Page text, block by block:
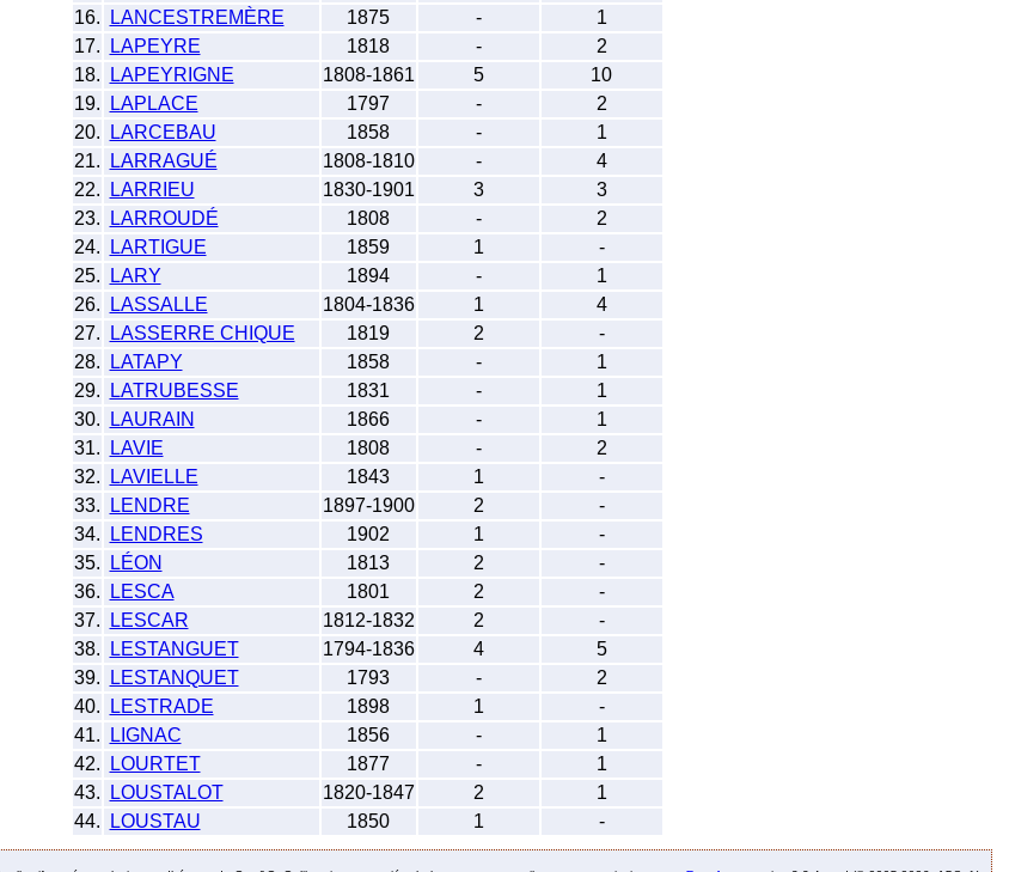
16.
LANCESTREMÈRE 1875 -
1
17.
LAPEYRE 1818 -
2
18.
LAPEYRIGNE 1808-1861 5
10
19.
LAPLACE 1797 -
2
20.
LARCEBAU 1858 -
1
21.
LARRAGUÉ 1808-1810 -
4
22.
LARRIEU 1830-1901 3
3
23.
LARROUDÉ 1808 -
2
24.
LARTIGUE 1859 1
-
25.
LARY 1894 -
1
26.
LASSALLE 1804-1836 1
4
27.
LASSERRE CHIQUE 1819 2
-
28.
LATAPY 1858 -
1
29.
LATRUBESSE 1831 -
1
30.
LAURAIN 1866 -
1
31.
LAVIE 1808 -
2
32.
LAVIELLE 1843 1
-
33.
LENDRE 1897-1900 2
-
34.
LENDRES 1902 1
-
35.
LÉON 1813 2
-
36.
LESCA 1801 2
-
37.
LESCAR 1812-1832 2
-
38.
LESTANGUET 1794-1836 4
5
39.
LESTANQUET 1793 -
2
40.
LESTRADE 1898 1
-
41.
LIGNAC 1856 -
1
42.
LOURTET 1877 -
1
43.
LOUSTALOT 1820-1847 2
1
44.
LOUSTAU 1850 1 -